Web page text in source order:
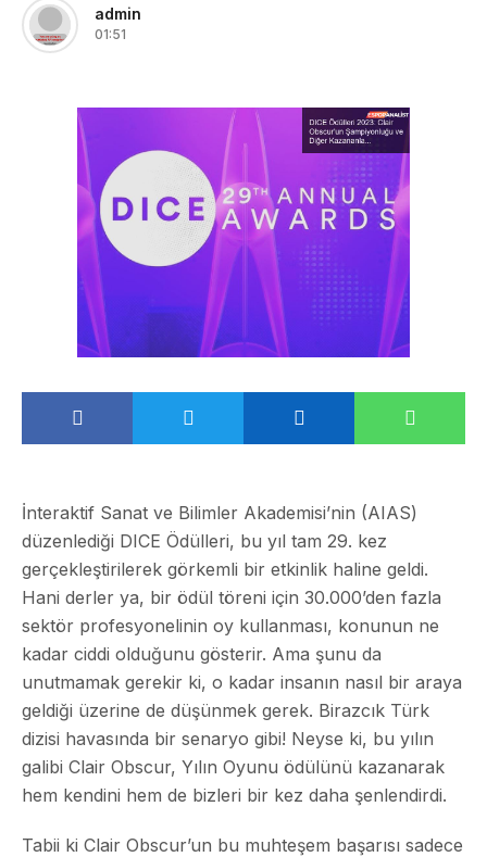
admin
01:51
İnteraktif Sanat ve Bilimler Akademisi’nin (AIAS)
düzenlediği DICE Ödülleri, bu yıl tam 29. kez
gerçekleştirilerek görkemli bir etkinlik haline geldi.
Hani derler ya, bir ödül töreni için 30.000’den fazla
sektör profesyonelinin oy kullanması, konunun ne
kadar ciddi olduğunu gösterir. Ama şunu da
unutmamak gerekir ki, o kadar insanın nasıl bir araya
geldiği üzerine de düşünmek gerek. Birazcık Türk
dizisi havasında bir senaryo gibi! Neyse ki, bu yılın
galibi Clair Obscur, Yılın Oyunu ödülünü kazanarak
hem kendini hem de bizleri bir kez daha şenlendirdi.
Tabii ki Clair Obscur’un bu muhteşem başarısı sadece